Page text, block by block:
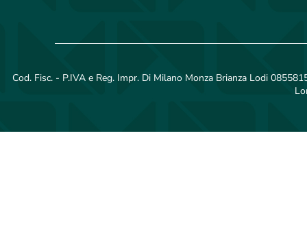
Cod. Fisc. - P.IVA e Reg. Impr. Di Milano Monza Brianza Lodi